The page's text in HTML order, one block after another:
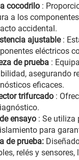
cocodrilo :
a los
accidental.
ajustable :
eléctricos
de prueba :
asegurando
eficaces.
trifurcado :
ensayo : Se utiliza
para
de prueba:
relés y